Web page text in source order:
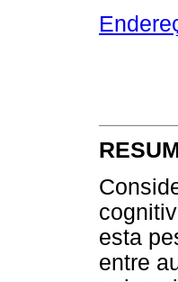
esta
entre